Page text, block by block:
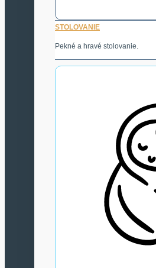
STOLOVANIE
Pekné a hravé stolovanie.